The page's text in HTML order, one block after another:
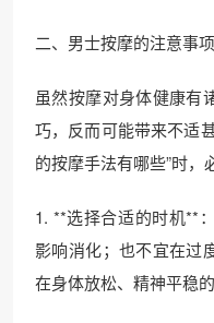
二、男士按摩的注意事项
虽然按摩对身体健康有
巧，反而可能带来不适
的按摩手法有哪些”时，
1. **选择合适的时机**
影响消化；也不宜在过
在身体放松、精神平稳的